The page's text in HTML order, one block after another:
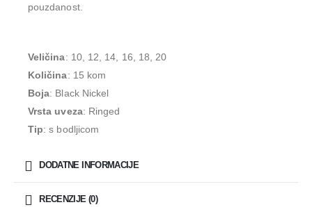
pouzdanost.
Veličina: 10, 12, 14, 16, 18, 20
Količina: 15 kom
Boja: Black Nickel
Vrsta uveza: Ringed
Tip: s bodljicom
DODATNE INFORMACIJE
RECENZIJE (0)